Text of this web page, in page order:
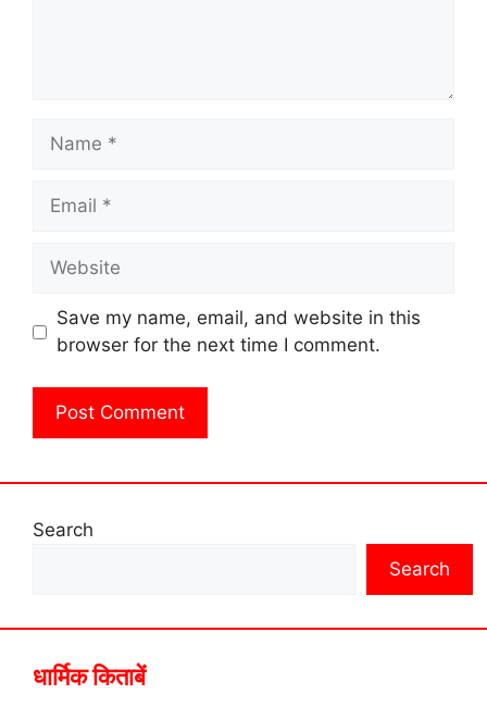
Name
Email
Website
Save my name, email, and website in this
browser for the next time I comment.
Search
Search
धार्मिक किताबें